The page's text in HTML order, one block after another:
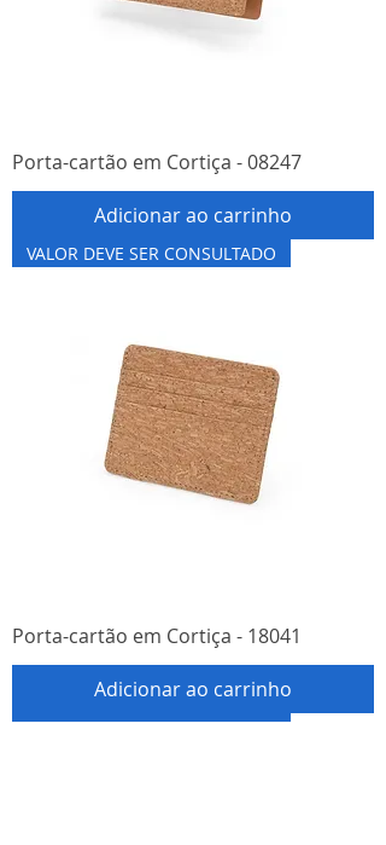
Porta-cartão em Cortiça - 08247
Adicionar ao carrinho
VALOR DEVE SER CONSULTADO
Porta-cartão em Cortiça - 18041
Adicionar ao carrinho
VALOR DEVE SER CONSULTADO